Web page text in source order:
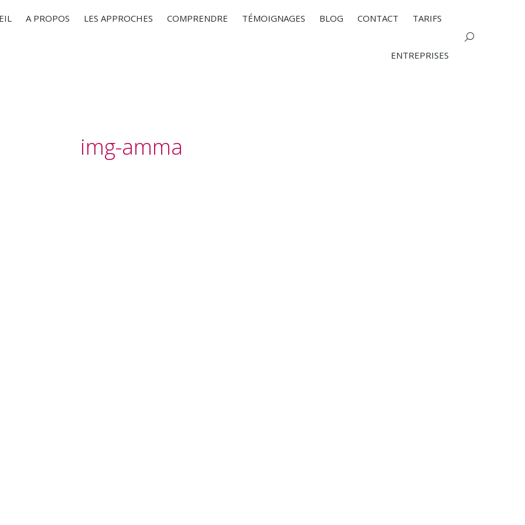
A PROPOS LES APPROCHES COMPRENDRE TÉMOIGNAGES BLOG CONTACT TARIFS
ENTREPRISES
Search:
img-amma